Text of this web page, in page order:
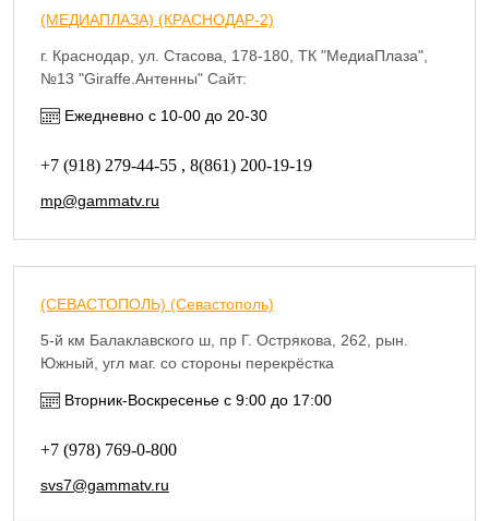
(МЕДИАПЛАЗА) (КРАСНОДАР-2)
г. Краснодар, ул. Стасова, 178-180, ТК "МедиаПлаза",
№13 "Giraffe.Антенны" Сайт:
Ежедневно с 10-00 до 20-30
+7 (918) 279-44-55 , 8(861) 200-19-19
mp@gammatv.ru
(СЕВАСТОПОЛЬ) (Севастополь)
5-й км Балаклавского ш, пр Г. Острякова, 262, рын.
Южный, угл маг. со стороны перекрёстка
Вторник-Воскресенье с 9:00 до 17:00
+7 (978) 769-0-800
svs7@gammatv.ru